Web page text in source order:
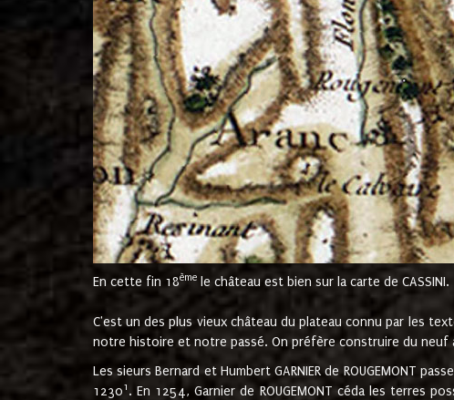
En cette fin 18ème le château est bien sur la carte de CASSINI.
C'est un des plus vieux château du plateau connu par les
notre histoire et notre passé. On préfère construire du neuf
Les sieurs Bernard et Humbert GARNIER de ROUGEMONT
12301 . En 1254, Garnier de ROUGEMONT céda les terres